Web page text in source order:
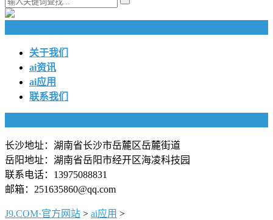
关于我们
ai资讯
ai应用
联系我们
长沙地址：湖南省长沙市岳麓区岳麓街道
岳阳地址：湖南省岳阳市经开区海凌科技园
联系电话：13975088831
邮箱：251635860@qq.com
J9.COM·官方网站 > ai应用 >